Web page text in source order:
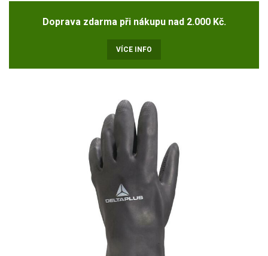
Doprava zdarma při nákupu nad 2.000 Kč.
VÍCE INFO